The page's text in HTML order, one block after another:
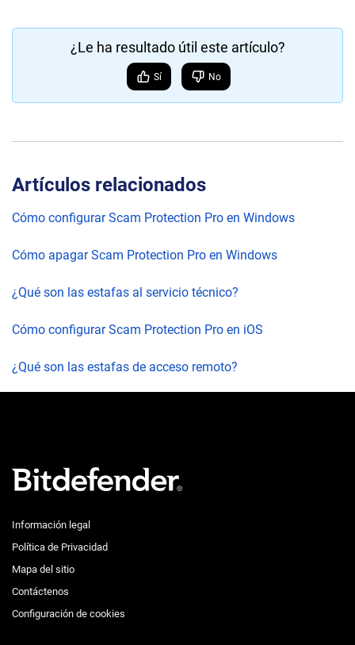
¿Le ha resultado útil este artículo?
Sí No
Artículos relacionados
Cómo configurar Scam Protection Pro en Windows
Cómo apagar Scam Protection Pro en Windows
¿Qué son las estafas al servicio técnico?
Cómo configurar Scam Protection Pro en iOS
¿Qué son las estafas de acceso remoto?
Información legal
Política de Privacidad
Mapa del sitio
Contáctenos
Configuración de cookies